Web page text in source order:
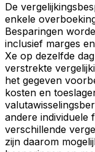
De
enkele
Besparingen
inclusief marges
Xe op dezelfde
verstrekte
het gegeven
kosten en
andere
verschillende
zijn daarom